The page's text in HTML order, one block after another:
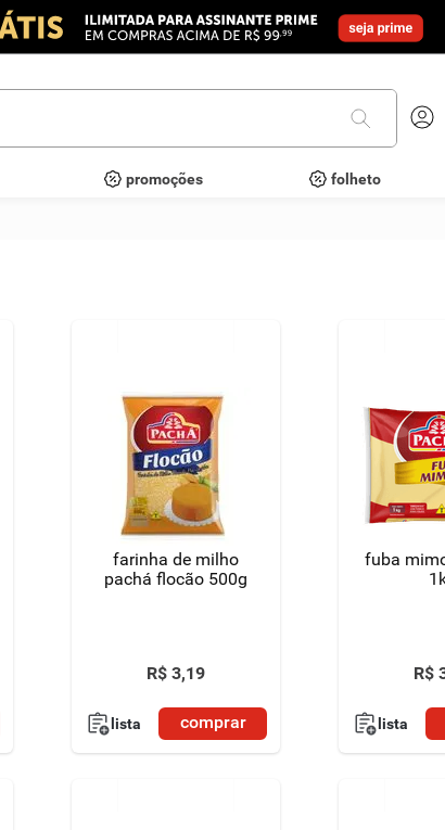
promoções folheto
farinha de milho
pachá flocão 500g
R$ 3,19
lista comprar
fuba
R$
lista